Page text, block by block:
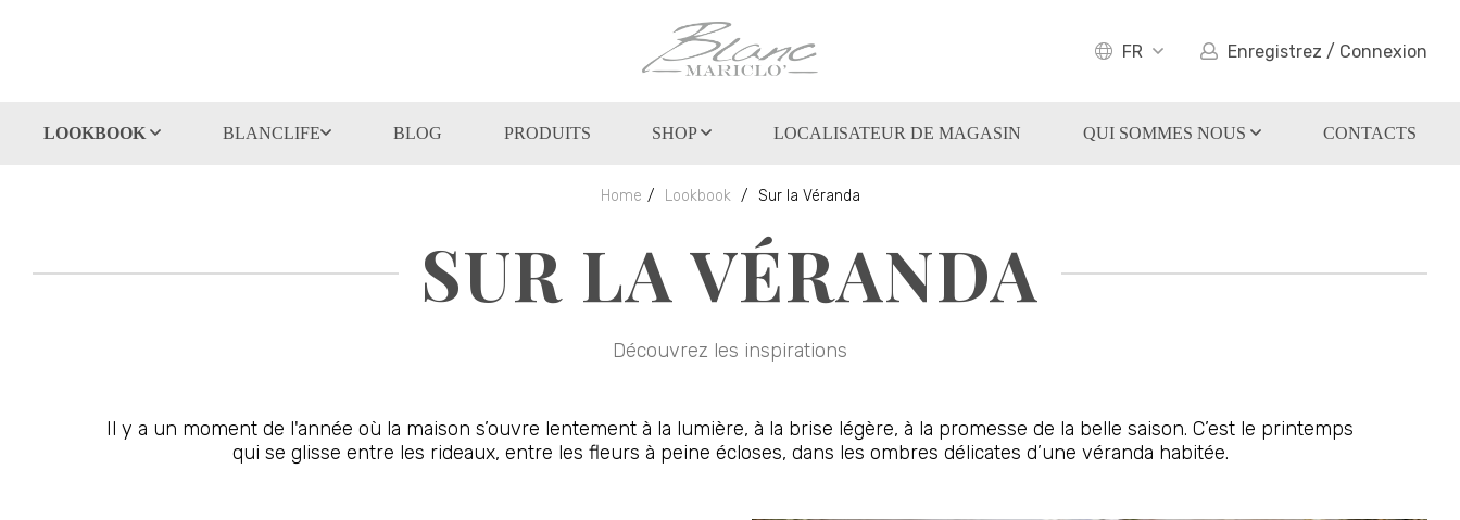
FR Enregistrez / Connexion
LOOKBOOK BLANCLIFE BLOG PRODUITS SHOP LOCALISATEUR DE MAGASIN QUI SOMMES NOUS CONTACTS
Home Lookbook Sur la Véranda
SUR LA VÉRANDA
Découvrez les inspirations
Il y a un moment de l'année où la maison s’ouvre lentement à la lumière, à la brise légère, à la promesse de la belle saison. C’est le printemps
qui se glisse entre les rideaux, entre les fleurs à peine écloses, dans les ombres délicates d’une véranda habitée.